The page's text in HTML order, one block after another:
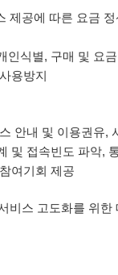
제공에 따른 요금 정
인식별, 구매 및 요금
용방지
안내 및 이용권유,
및 접속빈도 파악,
여기회 제공
비스 고도화를 위한